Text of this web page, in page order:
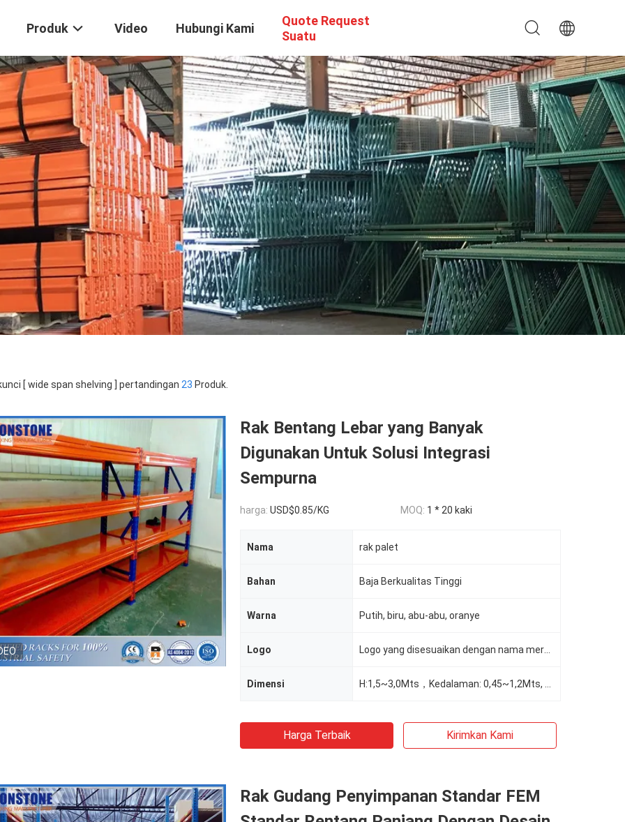
Produk Video Hubungi Kami
Quote Request
Suatu
[ wide span shelving ] pertandingan 23 Produk.
Rak Bentang Lebar yang Banyak
Digunakan Untuk Solusi Integrasi
Sempurna
harga: USD$0.85/KG MOQ: 1 * 20 kaki
Nama rak palet
Bahan Baja Berkualitas Tinggi
Warna Putih, biru, abu-abu, oranye
Logo
Dimensi
Harga Terbaik Kirimkan Kami
Rak Gudang Penyimpanan Standar FEM